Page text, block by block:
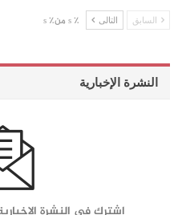
السابق التالى ٪ s من٪ s
النشرة الإخبارية